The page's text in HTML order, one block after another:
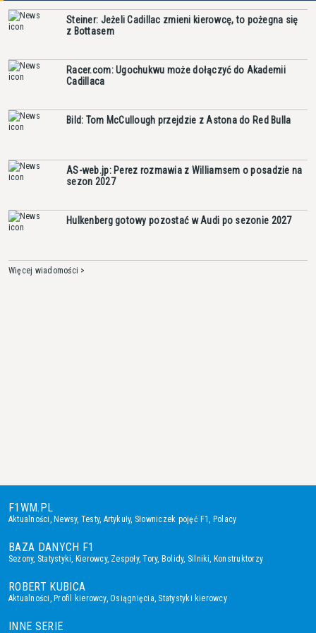
Steiner: Jeżeli Cadillac zmieni kierowcę, to pożegna się
z Bottasem
Racer.com: Ugochukwu może dołączyć do Akademii
Cadillaca
Bild: Tom McCullough przejdzie z Astona do Red Bulla
AS-web.jp: Perez rozmawia z Williamsem o posadzie na
sezon 2027
Hulkenberg gotowy pozostać w Audi po sezonie 2027
Więcej wiadomości >
F1WM.PL
Aktualności, Newsy, Testy, Artykuły, Słowniczek pojęć F1, Polacy
BAZA DANYCH F1
Sezony, Statystyki, Kierowcy, Zespoły,Tory, Bolidy, Silniki, Konstruktorzy
ROBERT KUBICA
Aktualności, Profil kierowcy,Osiągnięcia, Statystyki kierowcy
INNE SERIE